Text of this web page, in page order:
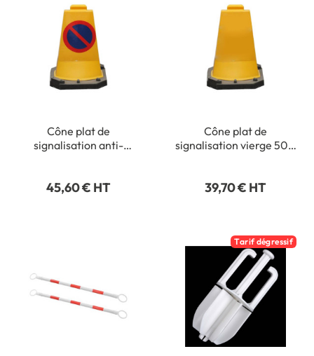
Cône plat de
signalisation anti-
45,60 € HT
Cône plat de
signalisation vierge 500
39,70 € HT
Tarif dégressif